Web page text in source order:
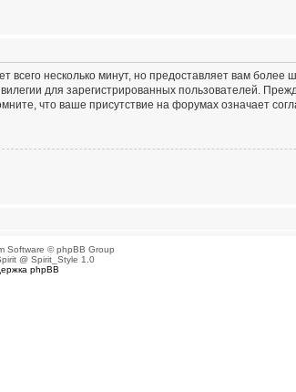
несколько минут, но предоставляет вам более
для зарегистрированных пользователей.
что ваше присутствие на форумах означает
Software © phpBB Group
@ Spirit_Style 1.0
phpBB